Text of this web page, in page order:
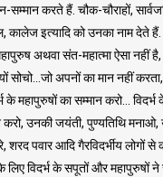
सम्मान करते हैं. चौक-चौराहों,
कालेज इत्यादि को उनका नाम देते
अथवा संत-महात्मा ऐसा नहीं
सोचो…जो अपनों का मान नहीं
के महापुरुषों का सम्मान करो… विदर्भ
करो, उनकी जयंती, पुण्यतिथि
शरद पवार आदि गैरविदर्भीय लोगों
के लिए विदर्भ के सपूतों और महापुरुषों